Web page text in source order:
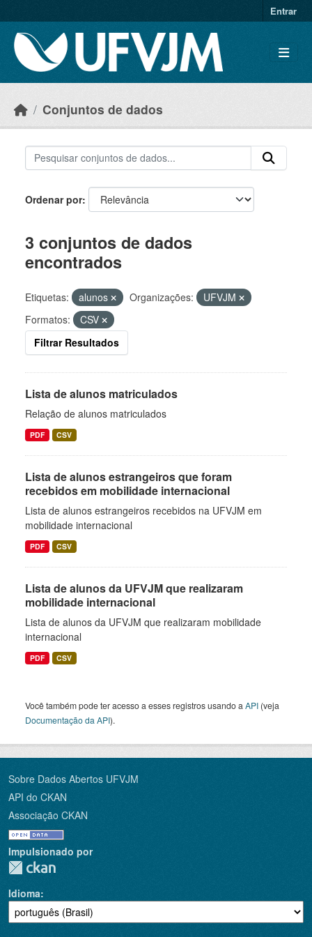
Entrar
Conjuntos de dados
Ordenar por
3 conjuntos de dados
encontrados
Etiquetas: alunos Organizações:
UFVJM
Formatos:
CSV
Filtrar Resultados
Lista de alunos matriculados
Relação de alunos matriculados
PDF CSV
Lista de alunos estrangeiros que foram
recebidos em mobilidade internacional
Lista de alunos estrangeiros recebidos na UFVJM em
mobilidade internacional
PDF CSV
Lista de alunos da UFVJM que realizaram
mobilidade internacional
Lista de alunos da UFVJM que realizaram mobilidade
internacional
PDF CSV
Você também pode ter acesso a esses registros usando a API (veja
Documentação da API).
Sobre Dados Abertos UFVJM
API do CKAN
Associação CKAN
Impulsionado por
Idioma